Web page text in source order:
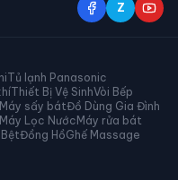
Z
Tủ lạnh Panasonic
Thiết Bị Vệ SinhVòi Bếp
Máy sấy bátĐồ Dùng Gia Đình
Máy Lọc Nước Máy rửa bát
Đồng HồGhế Massage